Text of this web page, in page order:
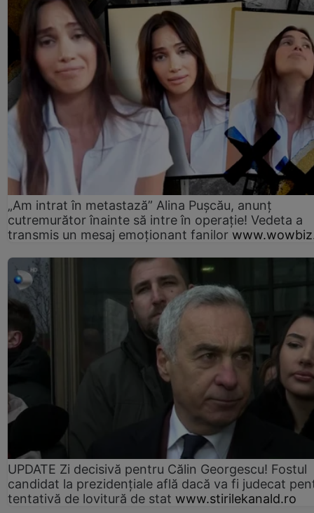
„Am intrat în metastază” Alina Pușcău, anunț
cutremurător înainte să intre în operație! Vedeta a
transmis un mesaj emoționant fanilor
UPDATE Zi decisivă pentru Călin Georgescu! Fostul
candidat la prezidențiale află dacă va fi judecat
tentativă de lovitură de stat www.stirilekanald.ro